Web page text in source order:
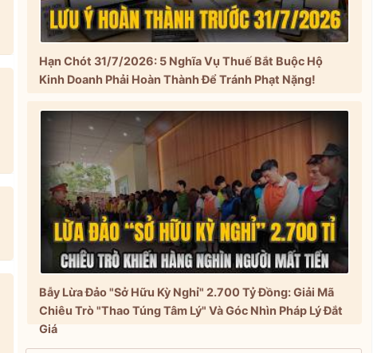
Hạn Chót 31/7/2026: 5 Nghĩa Vụ Thuế Bắt Buộc Hộ
Kinh Doanh Phải Hoàn Thành Để Tránh Phạt Nặng!
Bẫy Lừa Đảo "Sở Hữu Kỳ Nghỉ" 2.700 Tỷ Đồng: Giải Mã
Chiêu Trò "Thao Túng Tâm Lý" Và Góc Nhìn Pháp Lý Đắt
Giá